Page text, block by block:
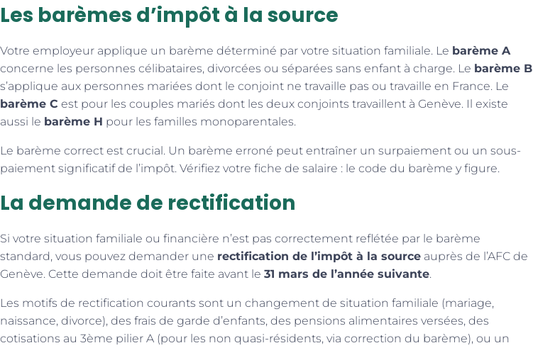
Les barèmes d’impôt à la source
Votre employeur applique un barème déterminé par votre situation familiale. Le barème A
concerne les personnes célibataires, divorcées ou séparées sans enfant à charge. Le barème B
s’applique aux personnes mariées dont le conjoint ne travaille pas ou travaille en France. Le
barème C est pour les couples mariés dont les deux conjoints travaillent à Genève. Il existe
aussi le barème H pour les familles monoparentales.
Le barème correct est crucial. Un barème erroné peut entraîner un surpaiement ou un sous-
paiement significatif de l’impôt. Vérifiez votre fiche de salaire : le code du barème y figure.
La demande de rectification
Si votre situation familiale ou financière n’est pas correctement reflétée par le barème
standard, vous pouvez demander une rectification de l’impôt à la source auprès de l’AFC de
Genève. Cette demande doit être faite avant le 31 mars de l’année suivante.
Les motifs de rectification courants sont un changement de situation familiale (mariage,
naissance, divorce), des frais de garde d’enfants, des pensions alimentaires versées, des
cotisations au 3ème pilier A (pour les non quasi-résidents, via correction du barème), ou un